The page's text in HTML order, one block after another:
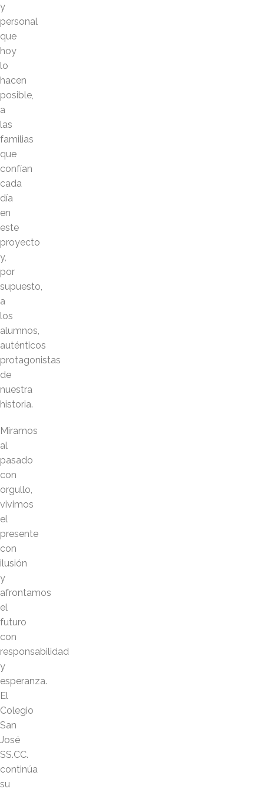
y
personal
que
hoy
lo
hacen
posible,
a
las
familias
que
confían
cada
día
en
este
proyecto
y,
por
supuesto,
a
los
alumnos,
auténticos
protagonistas
de
nuestra
historia.
Miramos
al
pasado
con
orgullo,
vivimos
el
presente
con
ilusión
y
afrontamos
el
futuro
con
responsabilidad
y
esperanza.
El
Colegio
San
José
SS.CC.
continúa
su